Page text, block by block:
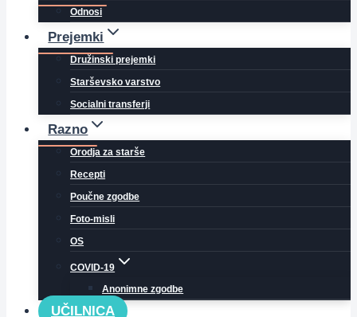
Odnosi
Prejemki
Družinski prejemki
Starševsko varstvo
Socialni transferji
Razno
Orodja za starše
Recepti
Poučne zgodbe
Foto-misli
OS
COVID-19
Anonimne zgodbe
UČILNICA